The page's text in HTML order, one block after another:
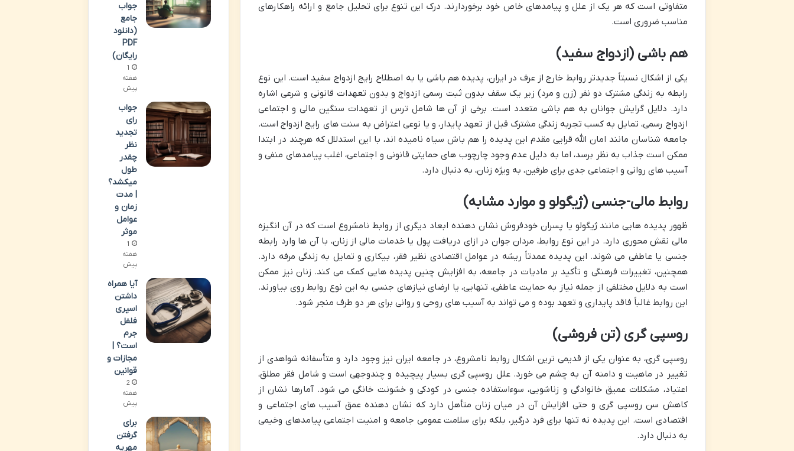
متفاوتی است که هر یک از علل و پیامدهای خاص خود برخوردارند. درک این تنوع برای تحلیل جامع و ارائه راهکارهای
مناسب ضروری است.
هم باشی (ازدواج سفید)
یکی از اشکال نسبتاً جدیدتر روابط خارج از عرف در ایران، پدیده هم باشی یا به اصطلاح رایج ازدواج سفید است. این نوع
رابطه به زندگی مشترک دو نفر (زن و مرد) زیر یک سقف بدون ثبت رسمی ازدواج و بدون تعهدات قانونی و شرعی اشاره
دارد. دلایل گرایش جوانان به هم باشی متعدد است. برخی از آن ها شامل ترس از تعهدات سنگین مالی و اجتماعی
ازدواج رسمی، تمایل به کسب تجربه زندگی مشترک قبل از تعهد پایدار، و یا نوعی اعتراض به سنت های رایج ازدواج است.
جامعه شناسان مانند امان الله قرایی مقدم این پدیده را هم باش سیاه نامیده اند، با این استدلال که هرچند در ابتدا
ممکن است جذاب به نظر برسد، اما به دلیل عدم وجود چارچوب های حمایتی قانونی و اجتماعی، اغلب پیامدهای منفی و
آسیب های روانی و اجتماعی جدی برای طرفین، به ویژه زنان، به دنبال دارد.
روابط مالی-جنسی (ژیگولو و موارد مشابه)
ظهور پدیده هایی مانند ژیگولو یا پسران خودفروش نشان دهنده ابعاد دیگری از روابط نامشروع است که در آن انگیزه
مالی نقش محوری دارد. در این نوع روابط، مردان جوان در ازای دریافت پول یا خدمات مالی از زنان، با آن ها وارد رابطه
جنسی یا عاطفی می شوند. این پدیده عمدتاً ریشه در عوامل اقتصادی نظیر فقر، بیکاری و تمایل به زندگی مرفه دارد.
همچنین، تغییرات فرهنگی و تأکید بر مادیات در جامعه، به افزایش چنین پدیده هایی کمک می کند. زنان نیز ممکن
است به دلایل مختلفی از جمله نیاز به حمایت عاطفی، تنهایی، یا ارضای نیازهای جنسی به این نوع روابط روی بیاورند.
این روابط غالباً فاقد پایداری و تعهد بوده و می تواند به آسیب های روحی و روانی برای هر دو طرف منجر شود.
روسپی گری (تن فروشی)
روسپی گری، به عنوان یکی از قدیمی ترین اشکال روابط نامشروع، در جامعه ایران نیز وجود دارد و متأسفانه شواهدی از
تغییر در ماهیت و دامنه آن به چشم می خورد. علل روسپی گری بسیار پیچیده و چندوجهی است و شامل فقر مطلق،
اعتیاد، مشکلات عمیق خانوادگی و زناشویی، سوءاستفاده جنسی در کودکی و خشونت خانگی می شود. آمارها نشان از
کاهش سن روسپی گری و حتی افزایش آن در میان زنان متأهل دارد که نشان دهنده عمق آسیب های اجتماعی و
اقتصادی است. این پدیده نه تنها برای فرد درگیر، بلکه برای سلامت عمومی جامعه و امنیت اجتماعی پیامدهای وخیمی
به دنبال دارد.
جواب
جامع
(دانلود
PDF
رایگان)
1
هفته
پیش
جواب
رای
تجدید
نظر
چقدر
طول
میکشد؟
| مدت
زمان و
عوامل
موثر
1
هفته
پیش
آیا همراه
داشتن
اسپری
فلفل
جرم
است؟ |
مجازات و
قوانین
2
هفته
پیش
برای
گرفتن
مهریه